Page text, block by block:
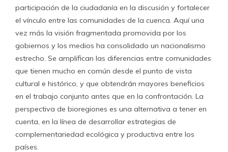
participación de la ciudadanía en la discusión y fortalecer
el vínculo entre las comunidades de la cuenca. Aquí una
vez más la visión fragmentada promovida por los
gobiernos y los medios ha consolidado un nacionalismo
estrecho. Se amplifican las diferencias entre comunidades
que tienen mucho en común desde el punto de vista
cultural e histórico, y que obtendrán mayores beneficios
en el trabajo conjunto antes que en la confrontación. La
perspectiva de bioregiones es una alternativa a tener en
cuenta, en la línea de desarrollar estrategias de
complementariedad ecológica y productiva entre los
países.